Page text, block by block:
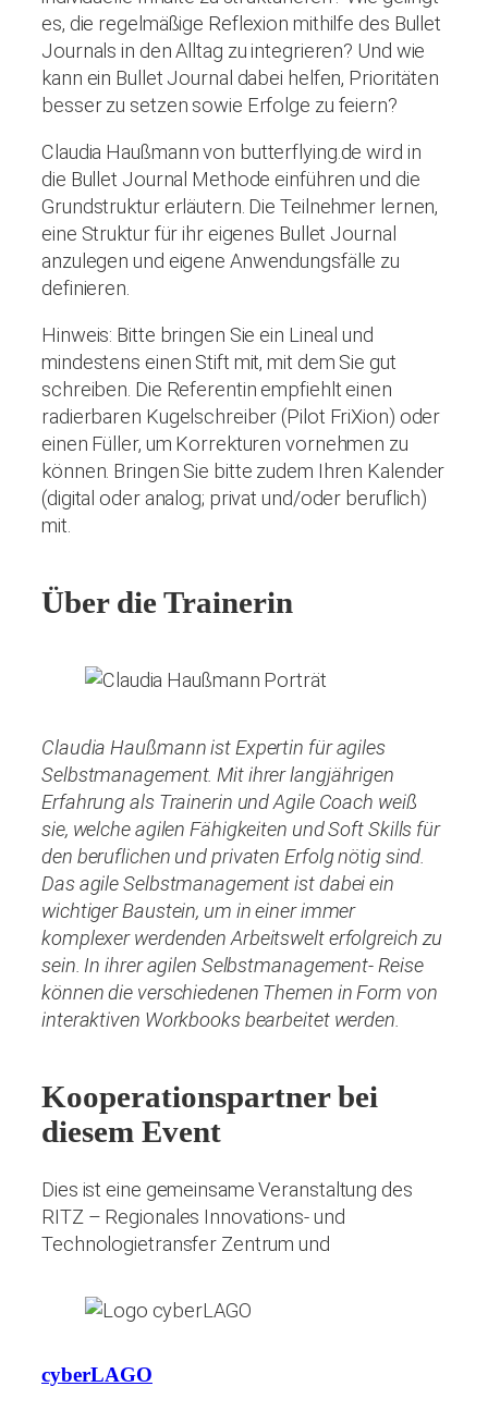
es, die regelmäßige Reflexion mithilfe des Bullet
Journals in den Alltag zu integrieren? Und wie
kann ein Bullet Journal dabei helfen, Prioritäten
besser zu setzen sowie Erfolge zu feiern?
Claudia Haußmann von butterflying.de wird in
die Bullet Journal Methode einführen und die
Grundstruktur erläutern. Die Teilnehmer lernen,
eine Struktur für ihr eigenes Bullet Journal
anzulegen und eigene Anwendungsfälle zu
definieren.
Hinweis: Bitte bringen Sie ein Lineal und
mindestens einen Stift mit, mit dem Sie gut
schreiben. Die Referentin empfiehlt einen
radierbaren Kugelschreiber (Pilot FriXion) oder
einen Füller, um Korrekturen vornehmen zu
können. Bringen Sie bitte zudem Ihren Kalender
(digital oder analog; privat und/oder beruflich)
mit.
Über die Trainerin
Claudia Haußmann ist Expertin für agiles
Selbstmanagement. Mit ihrer langjährigen
Erfahrung als Trainerin und Agile Coach weiß
sie, welche agilen Fähigkeiten und Soft Skills für
den beruflichen und privaten Erfolg nötig sind.
Das agile Selbstmanagement ist dabei ein
wichtiger Baustein, um in einer immer
komplexer werdenden Arbeitswelt erfolgreich zu
sein. In ihrer agilen Selbstmanagement- Reise
können die verschiedenen Themen in Form von
interaktiven Workbooks bearbeitet werden.
Kooperationspartner bei
diesem Event
Dies ist eine gemeinsame Veranstaltung des
RITZ – Regionales Innovations- und
Technologietransfer Zentrum und
cyberLAGO